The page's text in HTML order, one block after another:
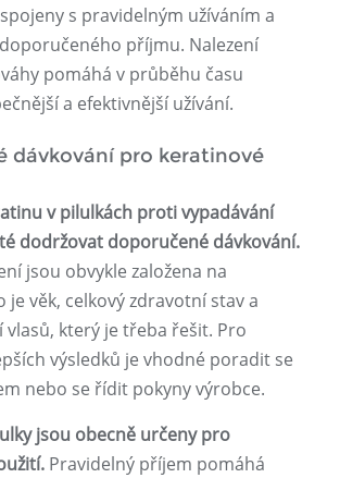
s pravidelným užíváním a
příjmu. Nalezení
pomáhá v průběhu času
a efektivnější užívání.
dávkování pro keratinové
v pilulkách proti vypadávání
dodržovat doporučené dávkování.
jsou obvykle založena na
je věk, celkový zdravotní stav a
který je třeba řešit. Pro
výsledků je vhodné poradit se
nebo se řídit pokyny výrobce.
jsou obecně určeny pro
Pravidelný příjem pomáhá